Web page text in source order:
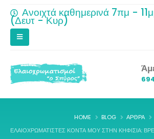
Ανοιχτά καθημερινά 7πμ -
(Δευτ - Κυρ)
HOME BLOG
ΆΡΘΡΑ
ΕΛΑΙΟΧΡΩΜΑΤΙΣΤΈΣ ΚΟΝΤΆ ΜΟΥ ΣΤΗΝ ΚΗΦΙΣΙΆ: